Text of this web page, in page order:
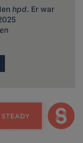
hpd. Er war